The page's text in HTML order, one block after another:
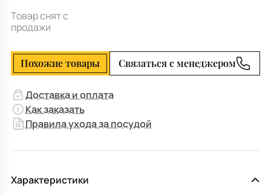
Товар снят с
продажи
Похожие товары Связаться с менеджером
Доставка и оплата
Как заказать
Правила ухода за посудой
Характеристики